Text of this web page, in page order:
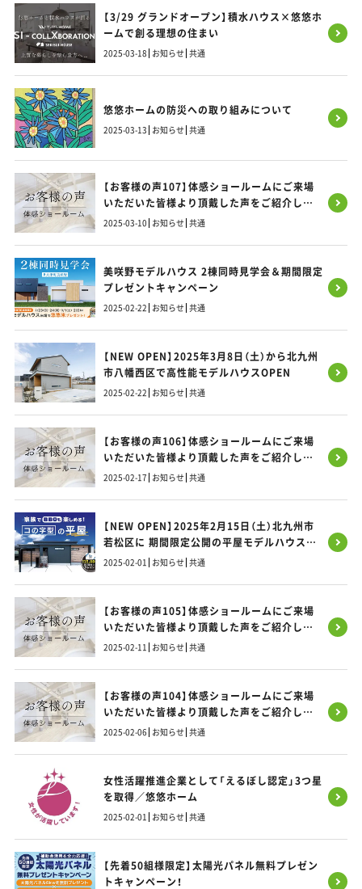
【3/29 グランドオープン】積水ハウス×悠悠ホ
ームで創る理想の住まい
2025-03-18 お知らせ 共通
悠悠ホームの防災への取り組みについて
2025-03-13 お知らせ 共通
【お客様の声107】体感ショールームにご来場
いただいた皆様より頂戴した声をご紹介しま
す！
2025-03-10 お知らせ 共通
美咲野モデルハウス 2棟同時見学会＆期間限定
プレゼントキャンペーン
2025-02-22 お知らせ 共通
【NEW OPEN】2025年3月8日（土）から北九州
市八幡西区で高性能モデルハウスOPEN
2025-02-22 お知らせ 共通
【お客様の声106】体感ショールームにご来場
いただいた皆様より頂戴した声をご紹介しま
す！
2025-02-17 お知らせ 共通
【NEW OPEN】2025年2月15日（土）北九州市
若松区に 期間限定公開の平屋モデルハウス
OPEN
2025-02-01 お知らせ 共通
【お客様の声105】体感ショールームにご来場
いただいた皆様より頂戴した声をご紹介しま
す！
2025-02-11 お知らせ 共通
【お客様の声104】体感ショールームにご来場
いただいた皆様より頂戴した声をご紹介しま
す！
2025-02-06 お知らせ 共通
女性活躍推進企業として「えるぼし認定」3つ星
を取得／悠悠ホーム
2025-02-01 お知らせ 共通
【先着50組様限定】太陽光パネル無料プレゼン
トキャンペーン！